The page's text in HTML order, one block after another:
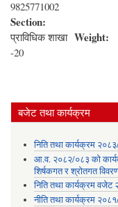
9825771002
Section:
प्राविधिक शाखा Weight:
-20
बजेट तथा कार्यक्रम
निति तथा कार्यक्रम
आ.व. २०८२/०८३ को
शिर्षकगत र श्रोतगत
निति तथा कार्यक्रम
नीति तथा कार्यक्रम